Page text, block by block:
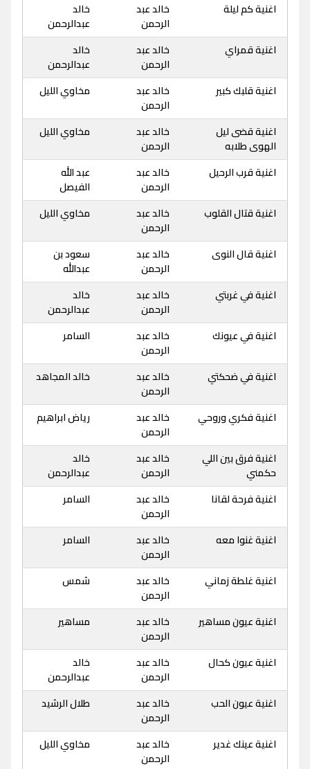
اغنية كم ليلة
خالد عبد
الرحمن
خالد
عبدالرحمن
اغنية قمراي
خالد عبد
الرحمن
خالد
عبدالرحمن
اغنية قلبك كبير
خالد عبد
الرحمن
مخاوي الليل
اغنية قضى ليل
الهوى طلابه
خالد عبد
الرحمن
مخاوي الليل
اغنية قرب الرحيل
خالد عبد
الرحمن
عبد الله
الفيصل
اغنية قتال القلوب
خالد عبد
الرحمن
مخاوي الليل
اغنية قال النوى
خالد عبد
الرحمن
سعود بن
عبدالله
اغنية في غربتي
خالد عبد
الرحمن
خالد
عبدالرحمن
اغنية في عيونك
خالد عبد
الرحمن
السامر
اغنية في ضحكتي
خالد عبد
الرحمن
خالد المجاهد
اغنية فكري وروحي
خالد عبد
الرحمن
رياض ابراهيم
اغنية فرق بين اللي
حكمني
خالد عبد
الرحمن
خالد
عبدالرحمن
اغنية فرحة لقانا
خالد عبد
الرحمن
السامر
اغنية غنوا معه
خالد عبد
الرحمن
السامر
اغنية غلطة زماني
خالد عبد
الرحمن
شمس
اغنية عيون مساهير
خالد عبد
الرحمن
مساهير
اغنية عيون كحال
خالد عبد
الرحمن
خالد
عبدالرحمن
اغنية عيون الحب
خالد عبد
الرحمن
طلال الرشيد
اغنية عينك غدير
خالد عبد
الرحمن
مخاوي الليل